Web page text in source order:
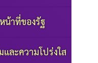
น้าที่ของรัฐ
ละความโปร่งใส